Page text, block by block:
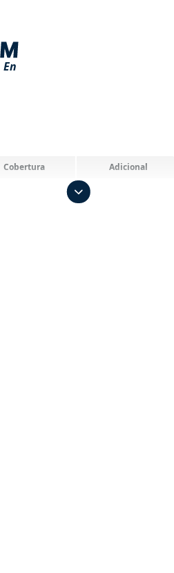
En
Cobertura Adicional